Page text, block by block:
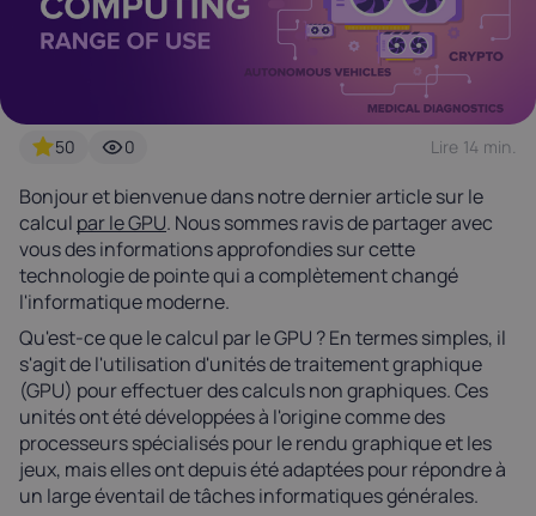
50 0 Lire 14 min.
Bonjour et bienvenue dans notre dernier article sur le
calcul par le GPU. Nous sommes ravis de partager avec
vous des informations approfondies sur cette
technologie de pointe qui a complètement changé
l'informatique moderne.
Qu'est-ce que le calcul par le GPU ? En termes simples, il
s'agit de l'utilisation d'unités de traitement graphique
(GPU) pour effectuer des calculs non graphiques. Ces
unités ont été développées à l'origine comme des
processeurs spécialisés pour le rendu graphique et les
jeux, mais elles ont depuis été adaptées pour répondre à
un large éventail de tâches informatiques générales.
Latvia
21%
Lithuania
21%
17%
Netherlands
21%
Poland
Portugal
23%
Slovakia
20%
Slovenia
22%
Spain
0%